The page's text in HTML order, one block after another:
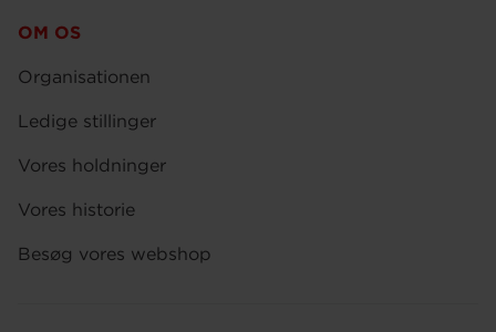
OM OS
Organisationen
Ledige stillinger
Vores holdninger
Vores historie
Besøg vores webshop